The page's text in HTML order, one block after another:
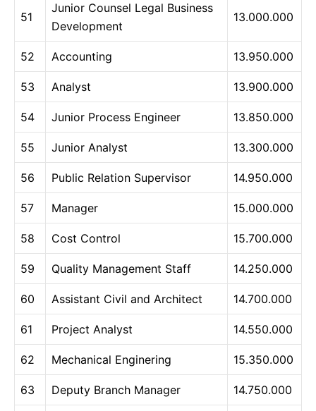
51
Junior Counsel Legal Business
Development
13.000.000
52 Accounting 13.950.000
53 Analyst 13.900.000
54 Junior Process Engineer 13.850.000
55 Junior Analyst 13.300.000
56 Public Relation Supervisor 14.950.000
57 Manager 15.000.000
58 Cost Control 15.700.000
59 Quality Management Staff 14.250.000
60 Assistant Civil and Architect 14.700.000
61 Project Analyst 14.550.000
62 Mechanical Enginering 15.350.000
63 Deputy Branch Manager 14.750.000